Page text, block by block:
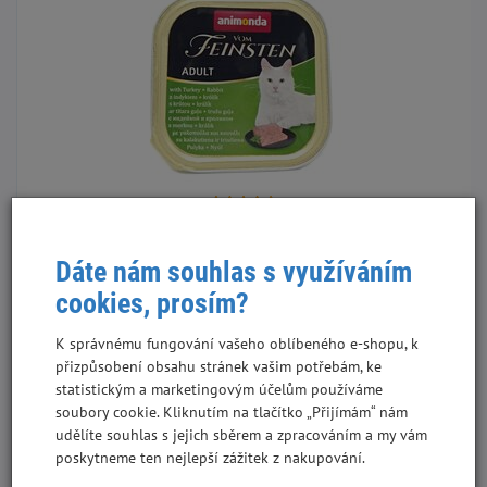
WM04-421, 32 ks v kartonu
22,18 Kč
221,80 Kč/kg
19,80 Kč
bez DPH
-
Do košíku
Dáte nám souhlas s využíváním
cookies, prosím?
K správnému fungování vašeho oblíbeného e-shopu, k
přizpůsobení obsahu stránek vašim potřebám, ke
statistickým a marketingovým účelům používáme
soubory cookie. Kliknutím na tlačítko „Přijímám“ nám
udělíte souhlas s jejich sběrem a zpracováním a my vám
poskytneme ten nejlepší zážitek z nakupování.